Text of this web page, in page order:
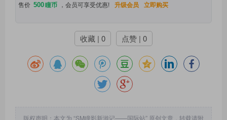
售价 500瞳币 ，会员可享受优惠! 升级会员 立即购买
收藏 | 0 点赞 | 0
版权声明：本文为 “SM瞳影新游记——国际站” 原创文章，转载请附